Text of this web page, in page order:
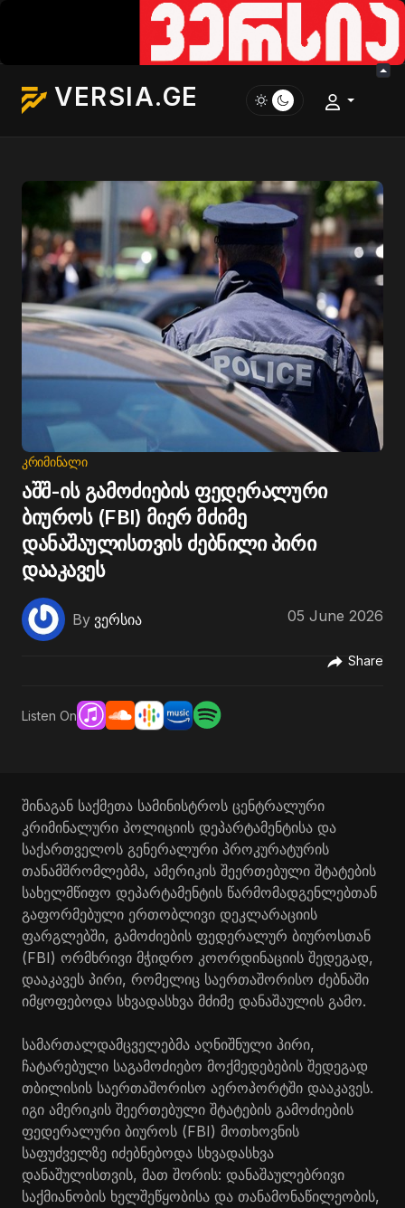
VERSIA.GE
ᲙᲠᲘᲛᲘᲜᲐᲚᲘ
აშშ-ის გამოძიების ფედერალური
ბიუროს (FBI) მიერ მძიმე
დანაშაულისთვის ძებნილი პირი
დააკავეს
By ვერსია 05 June 2026
Share
Listen On
შინაგან საქმეთა სამინისტროს ცენტრალური
კრიმინალური პოლიციის დეპარტამენტისა და
საქართველოს გენერალური პროკურატურის
თანამშრომლებმა, ამერიკის შეერთებული შტატების
სახელმწიფო დეპარტამენტის წარმომადგენლებთან
გაფორმებული ერთობლივი დეკლარაციის
ფარგლებში, გამოძიების ფედერალურ ბიუროსთან
(FBI) ორმხრივი მჭიდრო კოორდინაციის შედეგად,
დააკავეს პირი, რომელიც საერთაშორისო ძებნაში
იმყოფებოდა სხვადასხვა მძიმე დანაშაულის გამო.
სამართალდამცველებმა აღნიშნული პირი,
ჩატარებული საგამოძიებო მოქმედებების შედეგად
თბილისის საერთაშორისო აეროპორტში დააკავეს.
იგი ამერიკის შეერთებული შტატების გამოძიების
ფედერალური ბიუროს (FBI) მოთხოვნის
საფუძველზე იძებნებოდა სხვადასხვა
დანაშულისთვის, მათ შორის: დანაშაულებრივი
საქმიანობის ხელშეწყობისა და თანამონაწილეობის,